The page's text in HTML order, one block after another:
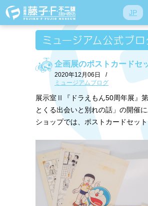
JP
企画展のポストカードセ
2020年12月06日
/
ミュージアムブログ
展示室Ⅱ『ドラえもん50周年展』
とくる出会いと別れの話」の開催
ショップでは、ポストカードセット